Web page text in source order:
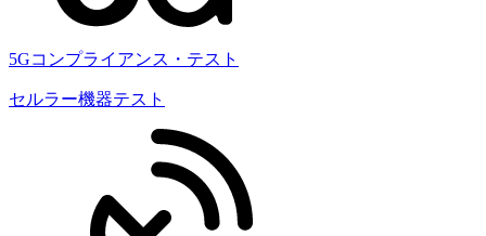
5Gコンプライアンス・テスト
セルラー機器テスト